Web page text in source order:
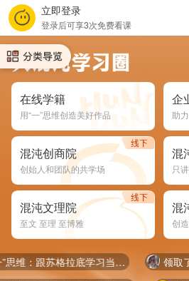
在线学籍
用“一”思维创造美好作品
企
助
混沌创商院
创始人和团队的共学场
混
只
混沌文理院
至文 至理 至博雅
混
创
领取了《“一”思维：跟苏格拉底学习当CEO》
立即登录
登录后可享3次免费看课